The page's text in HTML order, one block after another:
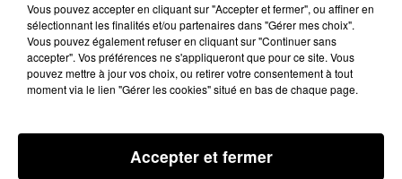
29 avril 2025 - 2 min 14 sec
LES INFOS DU GRAND TOULOUSE DU
29/04/2025 À 11H01
Podcasts infos du grand Toulouse
Vous pouvez accepter en cliquant sur "Accepter et fermer", ou affiner en
sélectionnant les finalités et/ou partenaires dans "Gérer mes choix".
Vous pouvez également refuser en cliquant sur "Continuer sans
accepter". Vos préférences ne s'appliqueront que pour ce site. Vous
pouvez mettre à jour vos choix, ou retirer votre consentement à tout
moment via le lien "Gérer les cookies" situé en bas de chaque page.
Accepter et fermer